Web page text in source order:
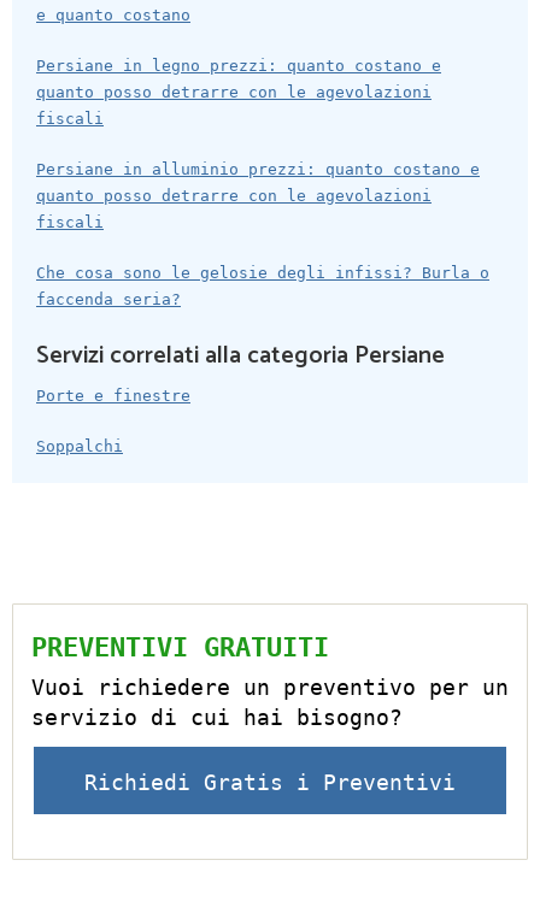
e quanto costano
Persiane in legno prezzi: quanto costano e
quanto posso detrarre con le agevolazioni
fiscali
Persiane in alluminio prezzi: quanto costano e
quanto posso detrarre con le agevolazioni
fiscali
Che cosa sono le gelosie degli infissi? Burla o
faccenda seria?
Servizi correlati alla categoria Persiane
Porte e finestre
Soppalchi
PREVENTIVI GRATUITI
Vuoi richiedere un preventivo per un
servizio di cui hai bisogno?
Richiedi Gratis i Preventivi